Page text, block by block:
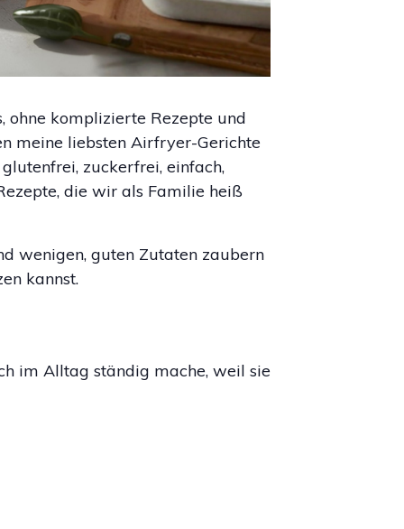
ohne komplizierte Rezepte und
meine liebsten Airfryer-Gerichte
zuckerfrei, einfach,
die wir als Familie heiß
wenigen, guten Zutaten zaubern
kannst.
im Alltag ständig mache, weil sie